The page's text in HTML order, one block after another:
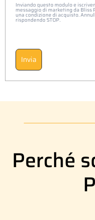
Inviando questo modulo e
messaggio di marketing da Bliss
una condizione di acquisto.
rispondendo STOP.
Invia
Perché